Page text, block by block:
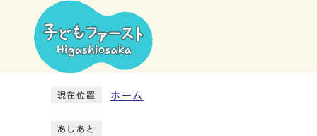
現在位置 ホーム
あしあと